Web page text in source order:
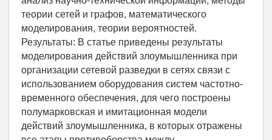
теории сетей и графов, математического
моделирования, теории вероятностей.
Результаты: В статье приведены результаты
моделирования действий злоумышленника при
организации сетевой разведки в сетях связи с
использованием оборудования систем частотно-
временного обеспечения, для чего построены
полумарковская и имитационная модели
действий злоумышленника, в которых отражены